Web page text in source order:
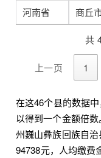
河南省 商丘
共
上一页 1
在这46个县的数据
以得到一个金额倍
州巍山彝族回族自
94738元，人均缴费